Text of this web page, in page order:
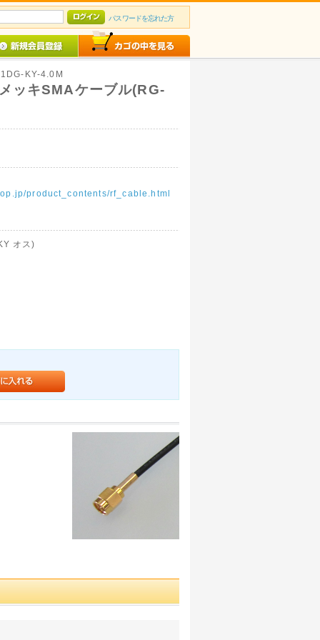
パスワードを忘れた方
KY-4.0M
ッキSMAケーブル(RG-
product_contents/rf_cable.html
オス)